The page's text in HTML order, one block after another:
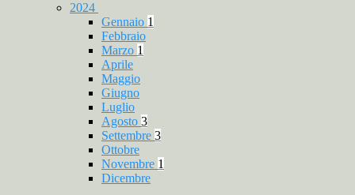
2024
Gennaio 1
Febbraio
Marzo 1
Aprile
Maggio
Giugno
Luglio
Agosto 3
Settembre 3
Ottobre
Novembre 1
Dicembre